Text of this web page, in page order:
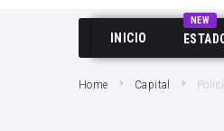
INICIO
NEW
Home Capital